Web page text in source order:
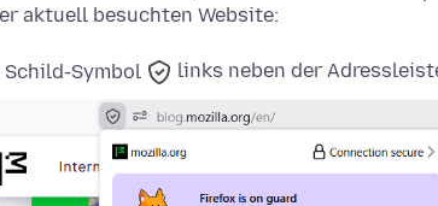
aktuell besuchten Website:
Schild-Symbol links neben der